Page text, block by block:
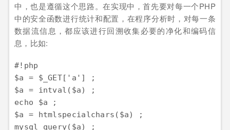
中，也是遵循这个思路。在实现中，首先要对每一个PHP
中的安全函数进行统计和配置，在程序分析时，对每一条
数据流信息，都应该进行回溯收集必要的净化和编码信
息，比如:
#!php
$a = $_GET['a'] ;
$a = intval($a) ;
echo $a ;
$a = htmlspecialchars($a) ;